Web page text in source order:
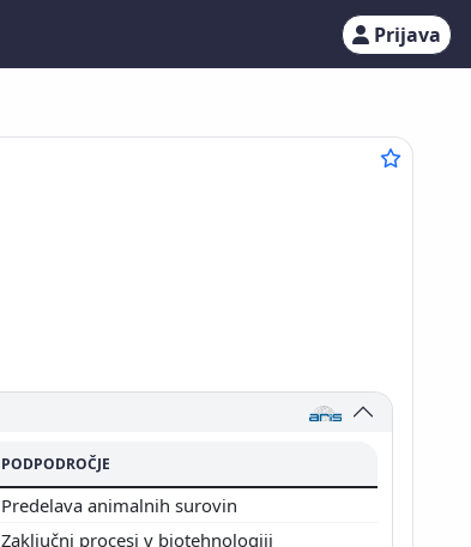
Prijava
PODPODROČJE
Predelava animalnih surovin
Zaključni procesi v biotehnologiji